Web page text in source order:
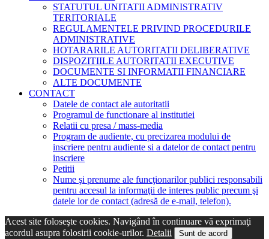
STATUTUL UNITATII ADMINISTRATIV
TERITORIALE
REGULAMENTELE PRIVIND PROCEDURILE
ADMINISTRATIVE
HOTARARILE AUTORITATII DELIBERATIVE
DISPOZITIILE AUTORITATII EXECUTIVE
DOCUMENTE SI INFORMATII FINANCIARE
ALTE DOCUMENTE
CONTACT
Datele de contact ale autoritatii
Programul de functionare al institutiei
Relatii cu presa / mass-media
Program de audiente, cu precizarea modului de
inscriere pentru audiente si a datelor de contact pentru
inscriere
Petitii
Nume şi prenume ale funcţionarilor publici responsabili
pentru accesul la informaţii de interes public precum şi
datele lor de contact (adresă de e-mail, telefon).
Acest site foloseşte cookies. Navigând în continuare vă exprimaţi
acordul asupra folosirii cookie-urilor. Detalii Sunt de acord